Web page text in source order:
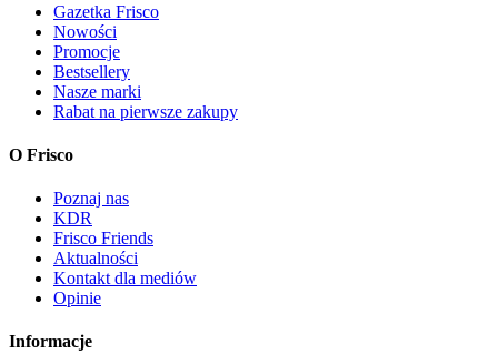
Gazetka Frisco
Nowości
Promocje
Bestsellery
Nasze marki
Rabat na pierwsze zakupy
O Frisco
Poznaj nas
KDR
Frisco Friends
Aktualności
Kontakt dla mediów
Opinie
Informacje